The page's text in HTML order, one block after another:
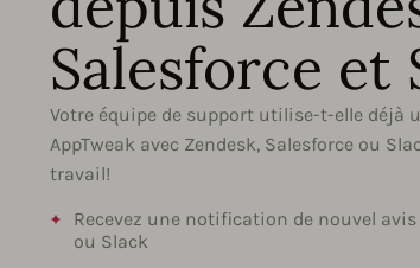
Salesforce et
Votre équipe de support utilise-t-elle déjà
AppTweak avec Zendesk, Salesforce ou
travail!
Recevez une notification de nouvel avis
ou Slack